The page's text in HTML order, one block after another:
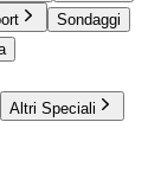
Sondaggi
Altri Speciali